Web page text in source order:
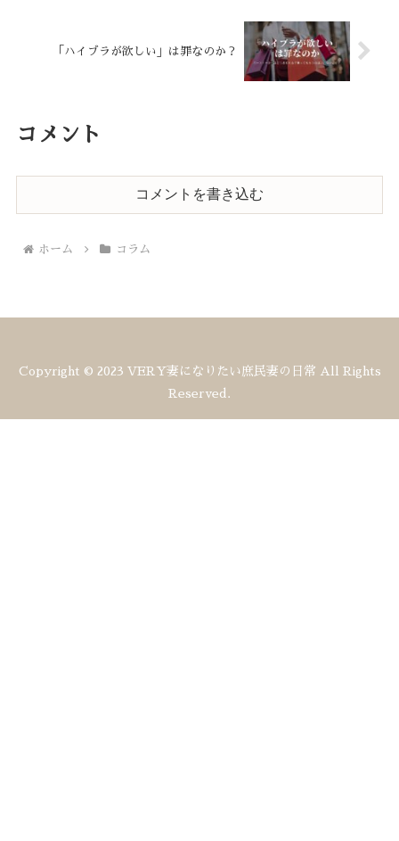
「ハイブラが欲しい」は罪なのか？
コメント
コメントを書き込む
ホーム コラム
Copyright © 2023 VERY妻になりたい庶民妻の日常 All Rights
Reserved.